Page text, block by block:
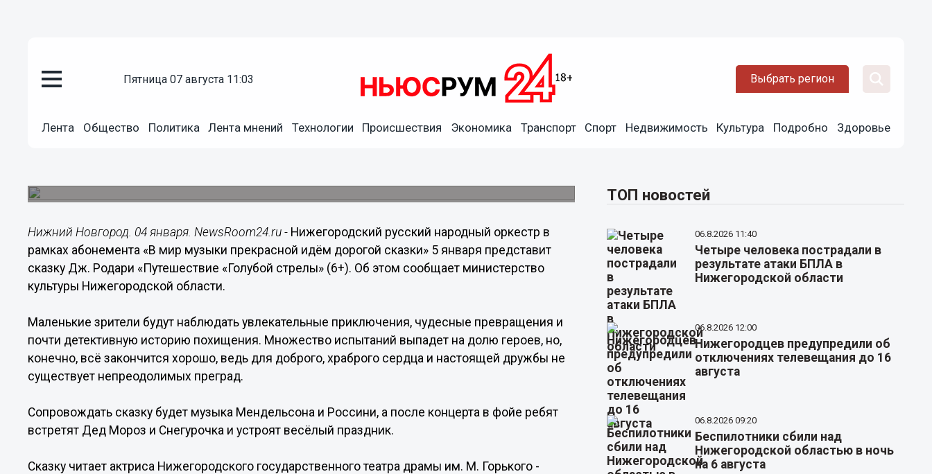
пятница 07 августа 11:03 Выбрать регион
Лента Общество Политика Лента мнений Технологии Происшествия Экономика Транспорт Спорт Недвижимость Культура Подробно Здоровье
Нижегородский русский народный оркестр представит
Нижний Новгород. 04 января. NewsRoom24.ru - Нижегородский русский народный оркестр в
рамках абонемента «В мир музыки прекрасной идём дорогой сказки» 5 января представит
сказку Дж. Родари «Путешествие «Голубой стрелы» (6+). Об этом сообщает министерство
культуры Нижегородской области.
Маленькие зрители будут наблюдать увлекательные приключения, чудесные превращения и
почти детективную историю похищения. Множество испытаний выпадет на долю героев, но,
конечно, всё закончится хорошо, ведь для доброго, храброго сердца и настоящей дружбы не
существует непреодолимых преград.
Сопровождать сказку будет музыка Мендельсона и Россини, а после концерта в фойе ребят
встретят Дед Мороз и Снегурочка и устроят весёлый праздник.
Сказку читает актриса Нижегородского государственного театра драмы им. М. Горького -
ТОП новостей
06.8.2026 11:40
Четыре человека пострадали в
результате атаки БПЛА в
Нижегородской области
06.8.2026 12:00
Нижегородцев предупредили об
отключениях телевещания до 16
августа
06.8.2026 09:20
Беспилотники сбили над
Нижегородской областью в ночь
на 6 августа